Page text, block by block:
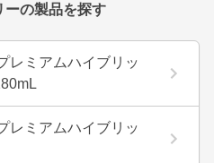
ーの製品を探す
レミアムハイブリッ
レミアムハイブリッ